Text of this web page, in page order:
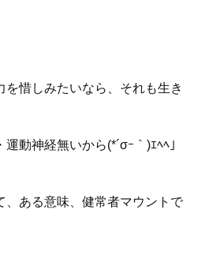
を惜しみたいなら、それも生き
動神経無いから(*´σｰ｀)ｴﾍﾍ」
、ある意味、健常者マウントで